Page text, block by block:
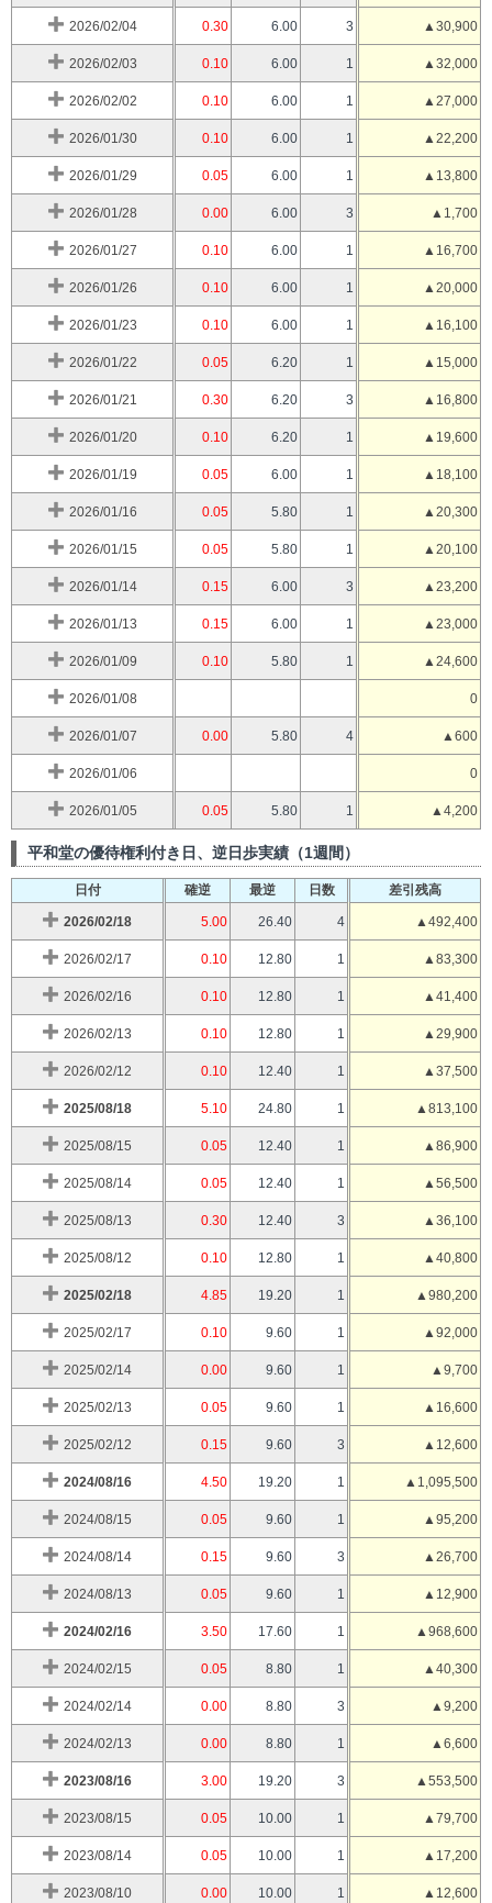
2026/02/04 0.30 6.00 3 ▲30,900
2026/02/03 0.10 6.00 1 ▲32,000
2026/02/02 0.10 6.00 1 ▲27,000
2026/01/30 0.10 6.00 1 ▲22,200
2026/01/29 0.05 6.00 1 ▲13,800
2026/01/28 0.00 6.00 3 ▲1,700
2026/01/27 0.10 6.00 1 ▲16,700
2026/01/26 0.10 6.00 1 ▲20,000
2026/01/23 0.10 6.00 1 ▲16,100
2026/01/22 0.05 6.20 1 ▲15,000
2026/01/21 0.30 6.20 3 ▲16,800
2026/01/20 0.10 6.20 1 ▲19,600
2026/01/19 0.05 6.00 1 ▲18,100
2026/01/16 0.05 5.80 1 ▲20,300
2026/01/15 0.05 5.80 1 ▲20,100
2026/01/14 0.15 6.00 3 ▲23,200
2026/01/13 0.15 6.00 1 ▲23,000
2026/01/09 0.10 5.80 1 ▲24,600
2026/01/08 0
2026/01/07 0.00 5.80 4 ▲600
2026/01/06 0
2026/01/05 0.05 5.80 1 ▲4,200
平和堂の優待権利付き日、逆日歩実績（1週間）
日付 確逆 最逆 日数 差引残高
2026/02/18 5.00 26.40 4 ▲492,400
2026/02/17 0.10 12.80 1 ▲83,300
2026/02/16 0.10 12.80 1 ▲41,400
2026/02/13 0.10 12.80 1 ▲29,900
2026/02/12 0.10 12.40 1 ▲37,500
2025/08/18 5.10 24.80 1 ▲813,100
2025/08/15 0.05 12.40 1 ▲86,900
2025/08/14 0.05 12.40 1 ▲56,500
2025/08/13 0.30 12.40 3 ▲36,100
2025/08/12 0.10 12.80 1 ▲40,800
2025/02/18 4.85 19.20 1 ▲980,200
2025/02/17 0.10 9.60 1 ▲92,000
2025/02/14 0.00 9.60 1 ▲9,700
2025/02/13 0.05 9.60 1 ▲16,600
2025/02/12 0.15 9.60 3 ▲12,600
2024/08/16 4.50 19.20 1 ▲1,095,500
2024/08/15 0.05 9.60 1 ▲95,200
2024/08/14 0.15 9.60 3 ▲26,700
2024/08/13 0.05 9.60 1 ▲12,900
2024/02/16 3.50 17.60 1 ▲968,600
2024/02/15 0.05 8.80 1 ▲40,300
2024/02/14 0.00 8.80 3 ▲9,200
2024/02/13 0.00 8.80 1 ▲6,600
2023/08/16 3.00 19.20 3 ▲553,500
2023/08/15 0.05 10.00 1 ▲79,700
2023/08/14 0.05 10.00 1 ▲17,200
2023/08/10 0.00 10.00 1 ▲12,600